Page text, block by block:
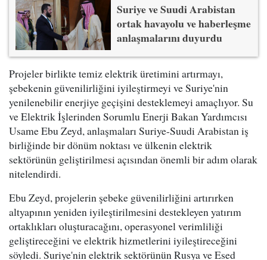
Suriye ve Suudi Arabistan
ortak havayolu ve haberleşme
anlaşmalarını duyurdu
Projeler birlikte temiz elektrik üretimini artırmayı,
şebekenin güvenilirliğini iyileştirmeyi ve Suriye'nin
yenilenebilir enerjiye geçişini desteklemeyi amaçlıyor. Su
ve Elektrik İşlerinden Sorumlu Enerji Bakan Yardımcısı
Usame Ebu Zeyd, anlaşmaları Suriye-Suudi Arabistan iş
birliğinde bir dönüm noktası ve ülkenin elektrik
sektörünün geliştirilmesi açısından önemli bir adım olarak
nitelendirdi.
Ebu Zeyd, projelerin şebeke güvenilirliğini artırırken
altyapının yeniden iyileştirilmesini destekleyen yatırım
ortaklıkları oluşturacağını, operasyonel verimliliği
geliştireceğini ve elektrik hizmetlerini iyileştireceğini
söyledi. Suriye'nin elektrik sektörünün Rusya ve Esed